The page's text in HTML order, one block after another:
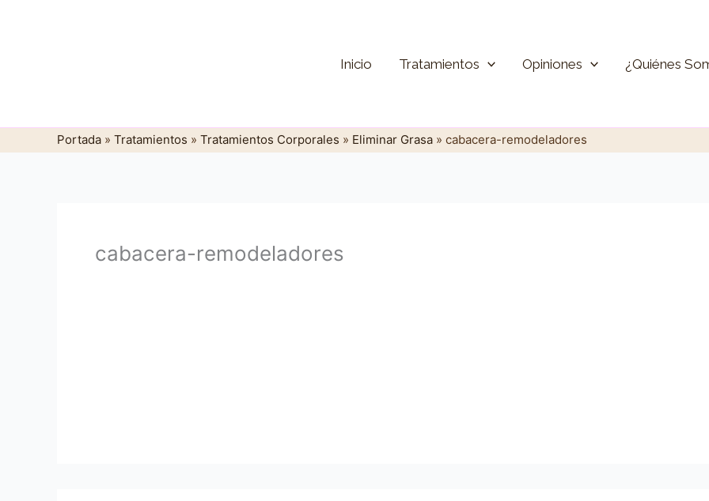
Inicio
Tratamientos Opiniones ¿Quiénes
Portada » Tratamientos » Tratamientos Corporales » Eliminar Grasa » cabacera-remodeladores
cabacera-remodeladores